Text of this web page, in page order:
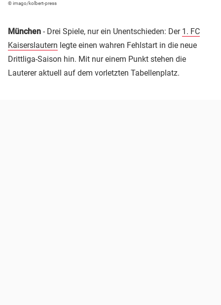
© imago/kolbert-press
München - Drei Spiele, nur ein Unentschieden: Der 1. FC
Kaiserslautern legte einen wahren Fehlstart in die neue
Drittliga-Saison hin. Mit nur einem Punkt stehen die
Lauterer aktuell auf dem vorletzten Tabellenplatz.